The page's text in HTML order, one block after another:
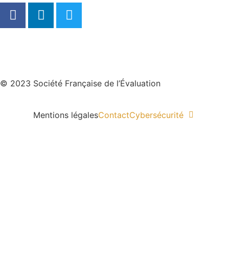
© 2023 Société Française de l’Évaluation
Mentions légalesContactCybersécurité